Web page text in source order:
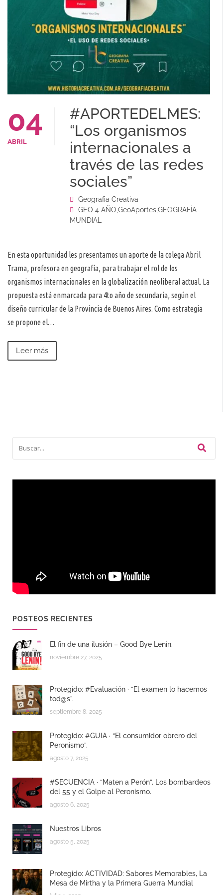
04
ABRIL
#APORTEDELMES:
“Los organismos
internacionales a
través de las redes
sociales”
Geografia Creativa
GEO 4 AÑO,GeoAportes,GEOGRAFÍA
MUNDIAL
En esta oportunidad les presentamos un aporte de la colega Abril
Trama, profesora en geografía, para trabajar el rol de los
organismos internacionales en la globalización neoliberal actual. La
propuesta está enmarcada para 4to año de secundaria, según el
diseño curricular de la Provincia de Buenos Aires. Como estrategia
se propone el…
Leer más
POSTEOS RECIENTES
El fin de una ilusión – Good Bye Lenin.
noviembre 27, 2025
Protegido: #Evaluación · “El examen lo hacemos
tod@s”.
septiembre 8, 2025
Protegido: #GUIA · “El consumidor obrero del
Peronismo”.
agosto 7, 2025
#SECUENCIA · “Maten a Perón”. Los bombardeos
del 55 y el Golpe al Peronismo.
agosto 6, 2025
Nuestros Libros
agosto 5, 2025
Protegido: ACTIVIDAD: Sabores Memorables, La
Mesa de Mirtha y la Primera Guerra Mundial